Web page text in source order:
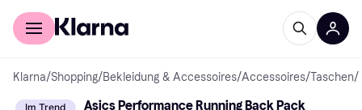
Für Shopper
Klarna/Shopping/Bekleidung & Accessoires/Accessoires/Taschen/
Im Trend
Asics Performance Running Back Pack